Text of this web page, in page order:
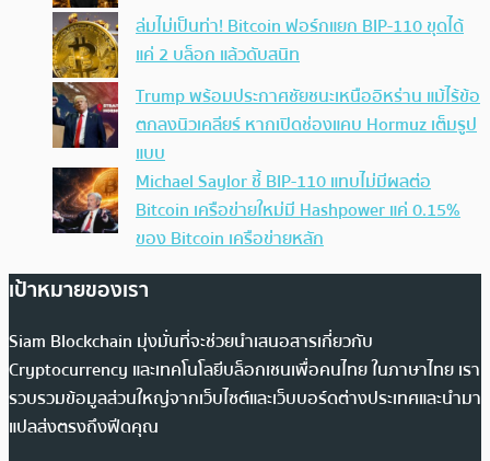
ล่มไม่เป็นท่า! Bitcoin ฟอร์กแยก BIP-110 ขุดได้
แค่ 2 บล็อก แล้วดับสนิท
Trump พร้อมประกาศชัยชนะเหนืออิหร่าน แม้ไร้ข้อ
ตกลงนิวเคลียร์ หากเปิดช่องแคบ Hormuz เต็มรูป
แบบ
Michael Saylor ชี้ BIP-110 แทบไม่มีผลต่อ
Bitcoin เครือข่ายใหม่มี Hashpower แค่ 0.15%
ของ Bitcoin เครือข่ายหลัก
เป้าหมายของเรา
Siam Blockchain มุ่งมั่นที่จะช่วยนำเสนอสารเกี่ยวกับ
Cryptocurrency และเทคโนโลยีบล็อกเชนเพื่อคนไทย ในภาษาไทย เรา
รวบรวมข้อมูลส่วนใหญ่จากเว็บไซต์และเว็บบอร์ดต่างประเทศและนำมา
แปลส่งตรงถึงฟีดคุณ